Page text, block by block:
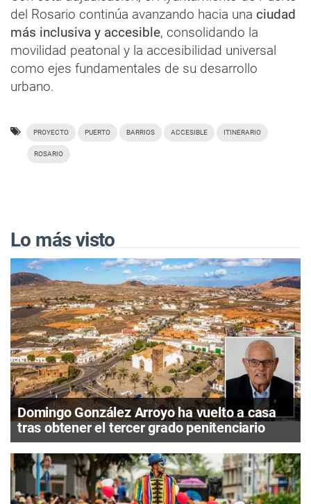
del Rosario continúa avanzando hacia una ciudad
más inclusiva y accesible, consolidando la
movilidad peatonal y la accesibilidad universal
como ejes fundamentales de su desarrollo
urbano.
PROYECTO PUERTO BARRIOS ACCESIBLE ITINERARIO
ROSARIO
Lo más visto
Domingo González Arroyo ha vuelto a casa
tras obtener el tercer grado penitenciario